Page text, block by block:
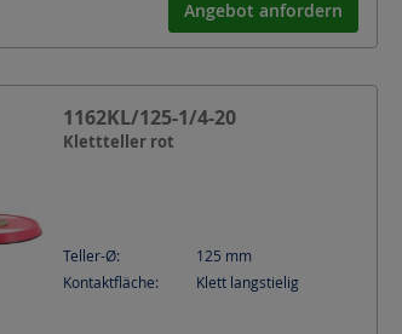
Angebot anfordern
1162KL/125-1/4-20
Klettteller rot
Teller-Ø: 125 mm
Kontaktfläche:
Klett langstielig